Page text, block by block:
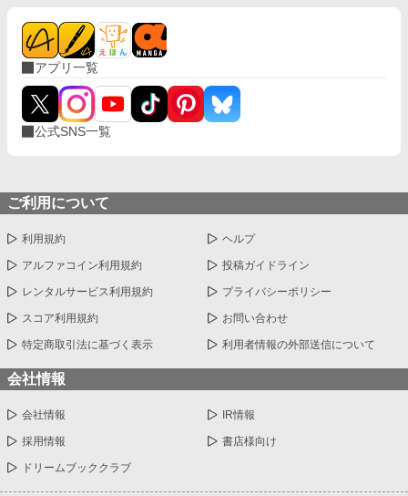
アプリ一覧
公式SNS一覧
ご利用について
利用規約 ヘルプ
アルファコイン利用規約 投稿ガイドライン
レンタルサービス利用規約 プライバシーポリシー
スコア利用規約 お問い合わせ
特定商取引法に基づく表示 利用者情報の外部送信について
会社情報
会社情報 IR情報
採用情報 書店様向け
ドリームブッククラブ